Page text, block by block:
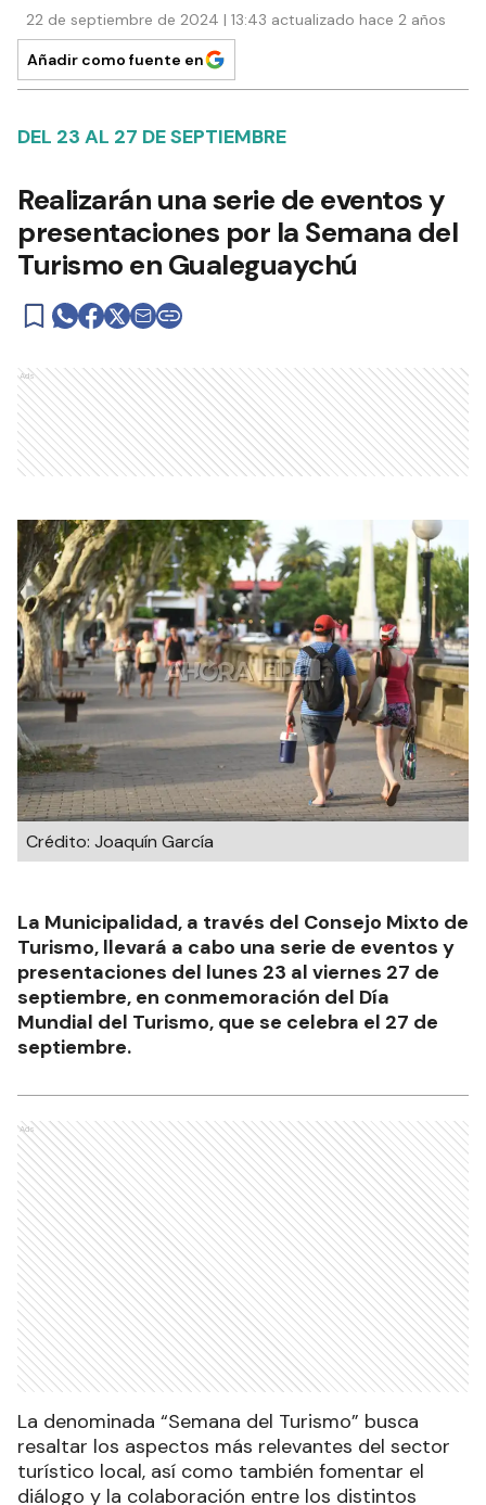
22 de septiembre de 2024 | 13:43 actualizado hace 2 años
Añadir como fuente en
DEL 23 AL 27 DE SEPTIEMBRE
Realizarán una serie de eventos y
presentaciones por la Semana del
Turismo en Gualeguaychú
Ads
Crédito: Joaquín García
La Municipalidad, a través del Consejo Mixto de
Turismo, llevará a cabo una serie de eventos y
presentaciones del lunes 23 al viernes 27 de
septiembre, en conmemoración del Día
Mundial del Turismo, que se celebra el 27 de
septiembre.
Ads
La denominada “Semana del Turismo” busca
resaltar los aspectos más relevantes del sector
turístico local, así como también fomentar el
diálogo y la colaboración entre los distintos